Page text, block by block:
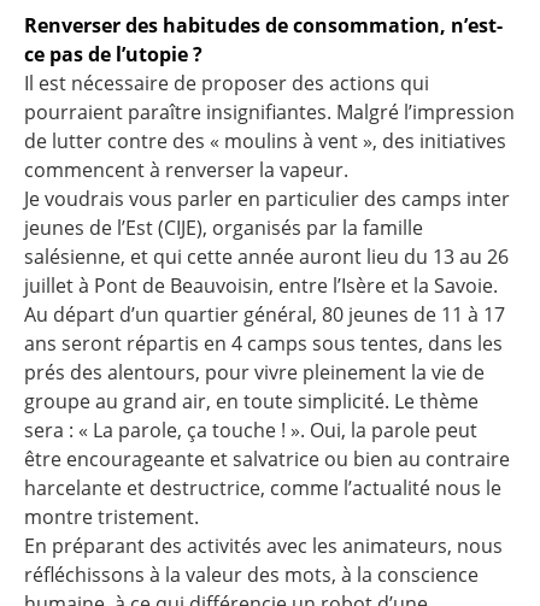
Renverser des habitudes de consommation, n’est-
ce pas de l’utopie ?
Il est nécessaire de proposer des actions qui
pourraient paraître insignifiantes. Malgré l’impression
de lutter contre des « moulins à vent », des initiatives
commencent à renverser la vapeur.
Je voudrais vous parler en particulier des camps inter
jeunes de l’Est (CIJE), organisés par la famille
salésienne, et qui cette année auront lieu du 13 au 26
juillet à Pont de Beauvoisin, entre l’Isère et la Savoie.
Au départ d’un quartier général, 80 jeunes de 11 à 17
ans seront répartis en 4 camps sous tentes, dans les
prés des alentours, pour vivre pleinement la vie de
groupe au grand air, en toute simplicité. Le thème
sera : « La parole, ça touche ! ». Oui, la parole peut
être encourageante et salvatrice ou bien au contraire
harcelante et destructrice, comme l’actualité nous le
montre tristement.
En préparant des activités avec les animateurs, nous
réfléchissons à la valeur des mots, à la conscience